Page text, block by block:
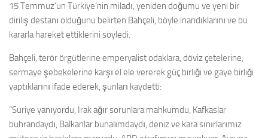
15 Temmuz’un Türkiye’nin miladı, yeniden doğumu ve yeni bir
diriliş destanı olduğunu belirten Bahçeli, böyle inandıklarını ve bu
kararla hareket ettiklerini söyledi.
Bahçeli, terör örgütlerine emperyalist odaklara, döviz çetelerine,
sermaye şebekelerine karşı el ele vererek güç birliği ve gaye birliği
yaptıklarını ifade ederek, şunları kaydetti:
“Suriye yanıyordu, Irak ağır sorunlara mahkumdu, Kafkaslar
buhrandaydı, Balkanlar bunalımdaydı, deniz ve kara sınırlarımız